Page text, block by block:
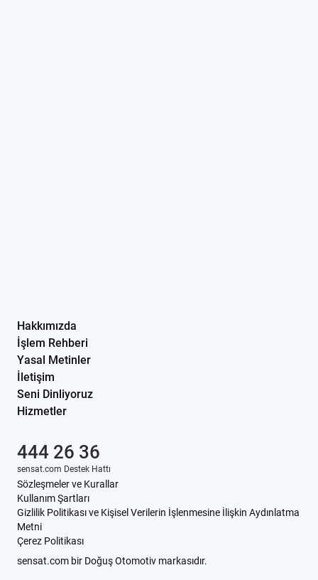
Hakkımızda
İşlem Rehberi
Yasal Metinler
İletişim
Seni Dinliyoruz
Hizmetler
Sözleşmeler ve Kurallar
Kullanım Şartları
Gizlilik Politikası ve Kişisel Verilerin İşlenmesine İlişkin Aydınlatma
Metni
Çerez Politikası
sensat.com bir Doğuş Otomotiv markasıdır.
444 26 36
sensat.com Destek Hattı